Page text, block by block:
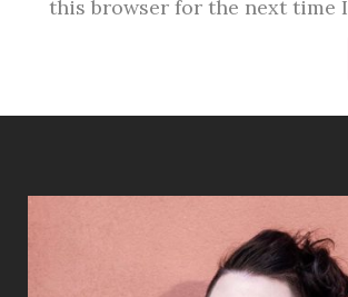
this browser for the next time